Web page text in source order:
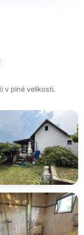
v plné velikosti.